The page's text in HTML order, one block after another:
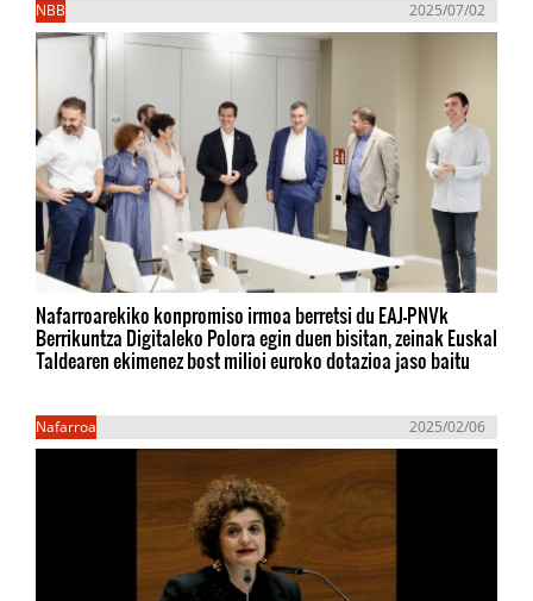
NBB 2025/07/02
Nafarroarekiko konpromiso irmoa berretsi du EAJ-PNVk
Berrikuntza Digitaleko Polora egin duen bisitan, zeinak Euskal
Taldearen ekimenez bost milioi euroko dotazioa jaso baitu
Nafarroa 2025/02/06